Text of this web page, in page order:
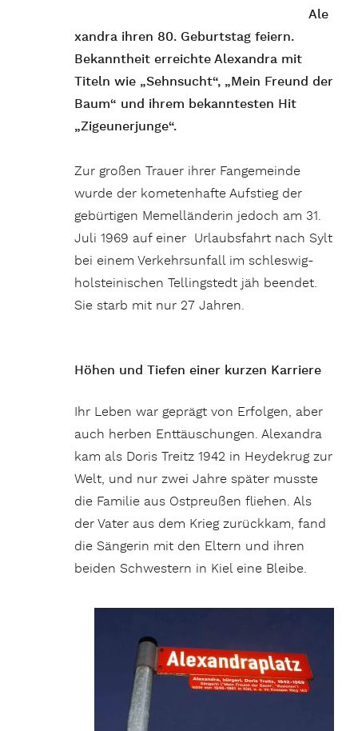
Ale
xandra ihren 80. Geburtstag feiern.
Bekanntheit erreichte Alexandra mit
Titeln wie „Sehnsucht“, „Mein Freund der
Baum“ und ihrem bekanntesten Hit
„Zigeunerjunge“.
Zur großen Trauer ihrer Fangemeinde
wurde der kometenhafte Aufstieg der
gebürtigen Memelländerin jedoch am 31.
Juli 1969 auf einer Urlaubsfahrt nach Sylt
bei einem Verkehrsunfall im schleswig-
holsteinischen Tellingstedt jäh beendet.
Sie starb mit nur 27 Jahren.
Höhen und Tiefen einer kurzen Karriere
Ihr Leben war geprägt von Erfolgen, aber
auch herben Enttäuschungen. Alexandra
kam als Doris Treitz 1942 in Heydekrug zur
Welt, und nur zwei Jahre später musste
die Familie aus Ostpreußen fliehen. Als
der Vater aus dem Krieg zurückkam, fand
die Sängerin mit den Eltern und ihren
beiden Schwestern in Kiel eine Bleibe.